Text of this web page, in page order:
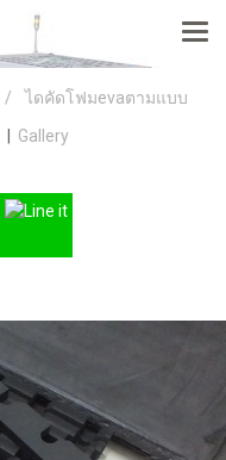
ไดคัดโฟมevaตามแบบ
Gallery